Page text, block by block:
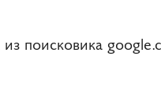
из поисковика